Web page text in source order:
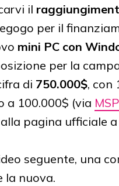
il
per il
mini PC con
per la
di 750.000$, con
a 100.000$ (via
pagina ufficiale
seguente, una
la nuova.